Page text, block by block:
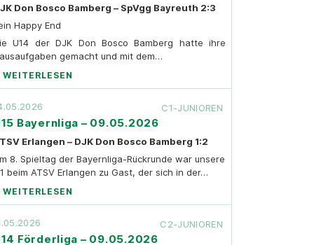
Don Bosco Bamberg – SpVgg Bayreuth 2:3
Happy End
U14 der DJK Don Bosco Bamberg hatte ihre
gemacht und mit dem…
WEITERLESEN
C1-JUNIOREN
Bayernliga – 09.05.2026
Erlangen – DJK Don Bosco Bamberg 1:2
8. Spieltag der Bayernliga-Rückrunde war unsere
beim ATSV Erlangen zu Gast, der sich in der…
WEITERLESEN
C2-JUNIOREN
Förderliga – 09.05.2026